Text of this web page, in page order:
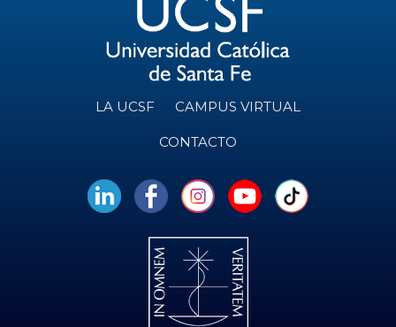
LA UCSF CAMPUS VIRTUAL
CONTACTO